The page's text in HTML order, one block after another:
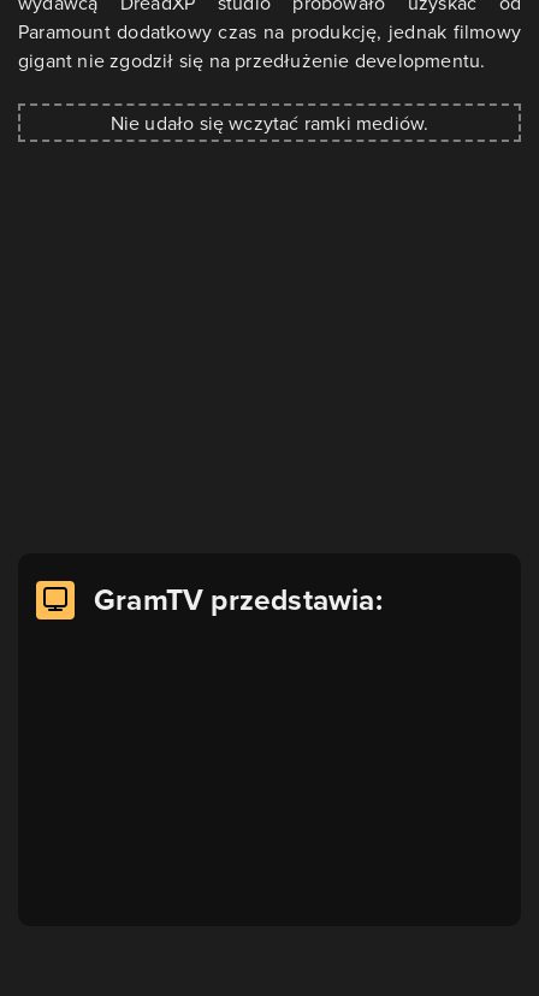
Paramount dodatkowy czas na produkcję, jednak filmowy
gigant nie zgodził się na przedłużenie developmentu.
Nie udało się wczytać ramki mediów.
GramTV przedstawia: